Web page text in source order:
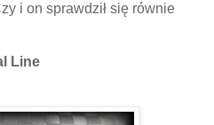
i on sprawdził się równie
Line